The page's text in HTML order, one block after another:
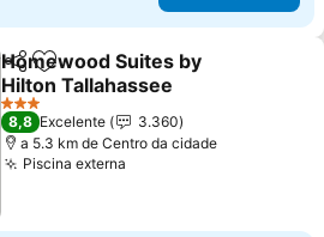
PartilharAdicionar aos favoritos
Homewood Suites by
Hilton Tallahassee
Ver preços
3 Estrelas
8,8 Excelente
3.360
a 5.3 km de Centro da cidade
Piscina externa